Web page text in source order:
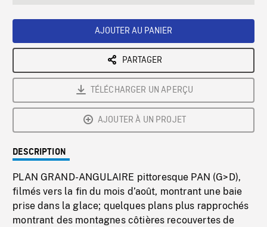
AJOUTER AU PANIER
PARTAGER
TÉLÉCHARGER UN APERÇU
AJOUTER À UN PROJET
DESCRIPTION
PLAN GRAND-ANGULAIRE pittoresque PAN (G>D),
filmés vers la fin du mois d’août, montrant une baie
prise dans la glace; quelques plans plus rapprochés
montrant des montagnes côtières recouvertes de